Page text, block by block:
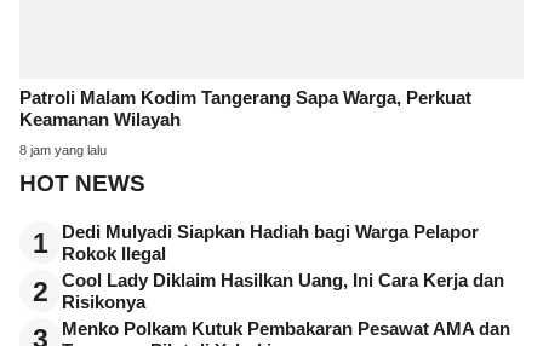
Patroli Malam Kodim Tangerang Sapa Warga, Perkuat
Keamanan Wilayah
8 jam yang lalu
HOT NEWS
1
Dedi Mulyadi Siapkan Hadiah bagi Warga Pelapor
Rokok Ilegal
2
Cool Lady Diklaim Hasilkan Uang, Ini Cara Kerja dan
Risikonya
3
Menko Polkam Kutuk Pembakaran Pesawat AMA dan